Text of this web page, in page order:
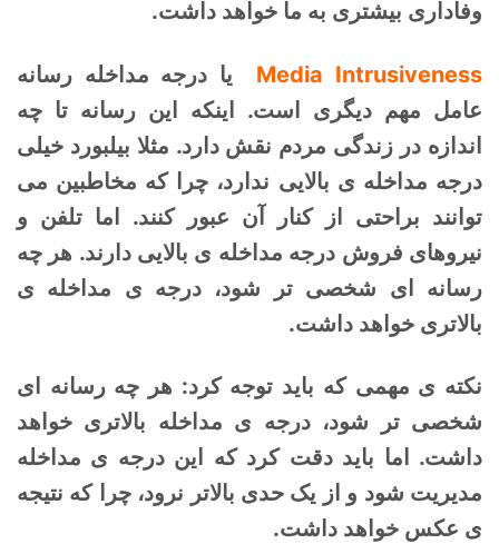
وفاداری بیشتری به ما خواهد داشت.
Media Intrusiveness یا درجه مداخله رسانه
عامل مهم دیگری است. اینکه این رسانه تا چه
اندازه در زندگی مردم نقش دارد. مثلا بیلبورد خیلی
درجه مداخله ی بالایی ندارد، چرا که مخاطبین می
توانند براحتی از کنار آن عبور کنند. اما تلفن و
نیروهای فروش درجه مداخله ی بالایی دارند. هر چه
رسانه ای شخصی تر شود، درجه ی مداخله ی
بالاتری خواهد داشت.
نکته ی مهمی که باید توجه کرد: هر چه رسانه ای
شخصی تر شود، درجه ی مداخله بالاتری خواهد
داشت. اما باید دقت کرد که این درجه ی مداخله
مدیریت شود و از یک حدی بالاتر نرود، چرا که نتیجه
ی عکس خواهد داشت.